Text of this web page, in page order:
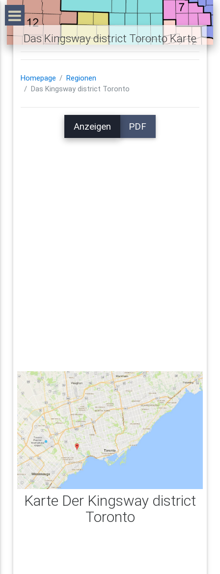
Das Kingsway district Toronto Karte
Homepage
Regionen
Das Kingsway district Toronto
Anzeigen PDF
Karte Der Kingsway district
Toronto